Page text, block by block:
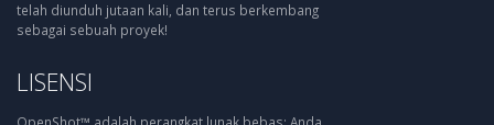
telah diunduh jutaan kali, dan terus berkembang
sebagai sebuah proyek!
LISENSI